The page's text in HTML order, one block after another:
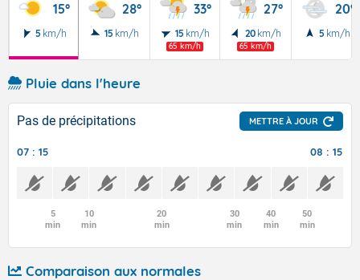
15°
5 km/h
28°
15 km/h
33°
15 km/h
65 km/h
27°
20 km/h
65 km/h
20°
5 km/h
Pluie dans l'heure
Pas de précipitations METTRE À JOUR
07 : 15 08 : 15
5
min
10
min
20
min
30
min
40
min
50
min
Comparaison aux normales